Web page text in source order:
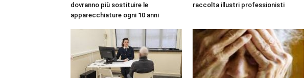
dovranno più sostituire le
apparecchiature ogni 10 anni
raccolta illustri professionisti